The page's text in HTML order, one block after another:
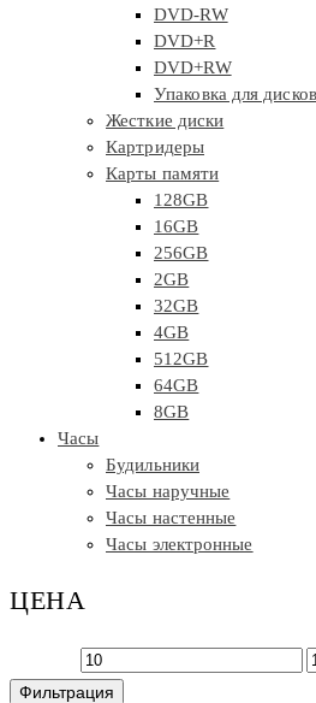
DVD-RW
DVD+R
DVD+RW
Упаковка для дисков
Жесткие диски
Картридеры
Карты памяти
128GB
16GB
256GB
2GB
32GB
4GB
512GB
64GB
8GB
Часы
Будильники
Часы наручные
Часы настенные
Часы электронные
ЦЕНА
Минимальная
цена
Фильтрация